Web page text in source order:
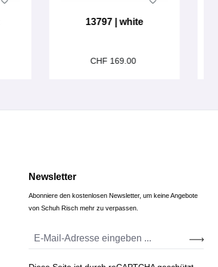
13797 | white
CHF 169.00
Newsletter
Abonniere den kostenlosen Newsletter, um keine Angebote
von Schuh Risch mehr zu verpassen.